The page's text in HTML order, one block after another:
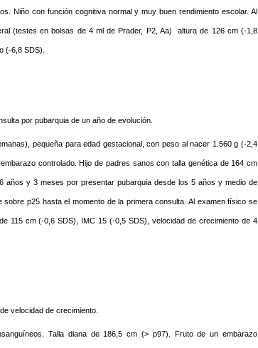
Niño con función cognitiva normal y muy buen rendimiento escolar. Al
(testes en bolsas de 4 ml de Prader, P2, Aa) altura de 126 cm (-1,8
(-6,8 SDS).
por pubarquia de un año de evolución.
pequeña para edad gestacional, con peso al nacer 1.560 g (-2,4
controlado. Hijo de padres sanos con talla genética de 164 cm
años y 3 meses por presentar pubarquia desde los 5 años y medio de
p25 hasta el momento de la primera consulta. Al examen físico se
115 cm (-0,6 SDS), IMC 15 (-0,5 SDS), velocidad de crecimiento de 4
velocidad de crecimiento.
Talla diana de 186,5 cm (> p97). Fruto de un embarazo